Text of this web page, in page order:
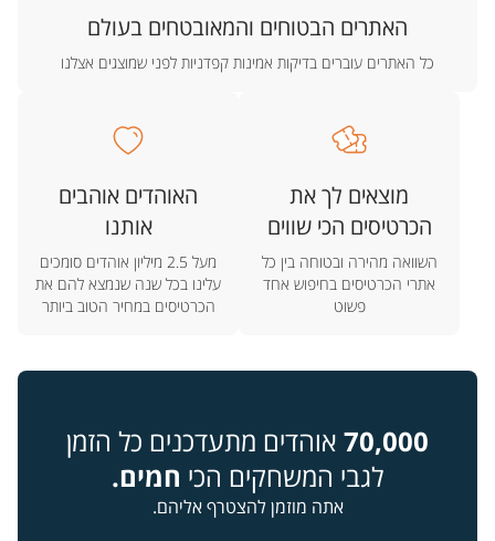
האתרים הבטוחים והמאובטחים בעולם
כל האתרים עוברים בדיקות אמינות קפדניות לפני שמוצגים אצלנו
מוצאים לך את
הכרטיסים הכי שווים
השוואה מהירה ובטוחה בין כל
אתרי הכרטיסים בחיפוש אחד
פשוט
האוהדים אוהבים
אותנו
מעל 2.5 מיליון אוהדים סומכים
עלינו בכל שנה שנמצא להם את
הכרטיסים במחיר הטוב ביותר
70,000 אוהדים מתעדכנים כל הזמן
לגבי המשחקים הכי חמים.
אתה מוזמן להצטרף אליהם.